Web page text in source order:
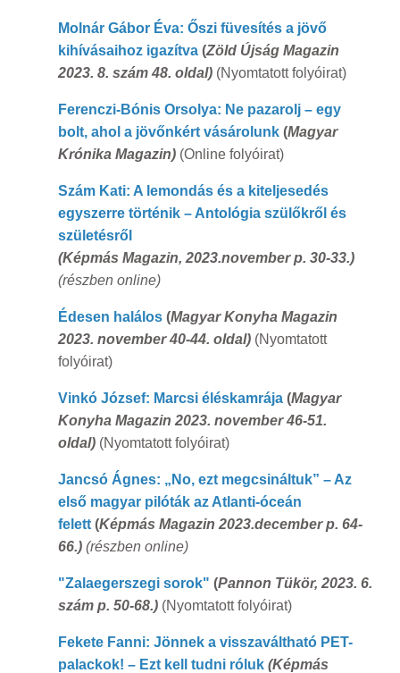
Molnár Gábor Éva: Őszi füvesítés a jövő
kihívásaihoz igazítva (Zöld Újság Magazin
2023. 8. szám 48. oldal) (Nyomtatott folyóirat)
Ferenczi-Bónis Orsolya: Ne pazarolj – egy
bolt, ahol a jövőnkért vásárolunk (Magyar
Krónika Magazin) (Online folyóirat)
Szám Kati: A lemondás és a kiteljesedés
egyszerre történik – Antológia szülőkről és
születésről
(Képmás Magazin, 2023.november p. 30-33.)
(részben online)
Édesen halálos(Magyar Konyha Magazin
2023. november 40-44. oldal) (Nyomtatott
folyóirat)
Vinkó József: Marcsi éléskamrája(Magyar
Konyha Magazin 2023. november 46-51.
oldal) (Nyomtatott folyóirat)
Jancsó Ágnes: „No, ezt megcsináltuk” – Az
első magyar pilóták az Atlanti-óceán
felett(Képmás Magazin 2023.december p. 64-
66.) (részben online)
"Zalaegerszegi sorok" (Pannon Tükör, 2023. 6.
szám p. 50-68.) (Nyomtatott folyóirat)
Fekete Fanni: Jönnek a visszaváltható PET-
palackok! – Ezt kell tudni róluk​​​(Képmás